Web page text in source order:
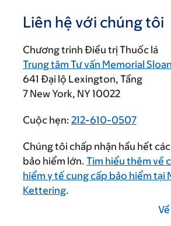
Liên hệ với chúng tôi
Chương trình Điều trị Thuốc lá
Trung tâm Tư vấn Memorial
641 Đại lộ Lexington, Tầng
7 New York, NY 10022
Cuộc hẹn: 212-610-0507
Chúng tôi chấp nhận hầu hết
bảo hiểm lớn. Tìm hiểu thêm về
hiểm y tế cung cấp bảo hiểm tại
Kettering.